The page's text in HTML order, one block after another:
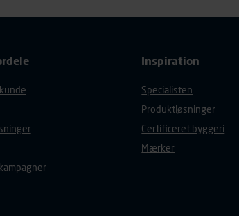
Inspiration
Specialisten
Produktløsninger
Certificeret byggeri
Mærker